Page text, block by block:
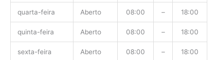
quarta-feira Aberto 08:00 – 18:00
quinta-feira Aberto 08:00 – 18:00
sexta-feira Aberto 08:00 – 18:00